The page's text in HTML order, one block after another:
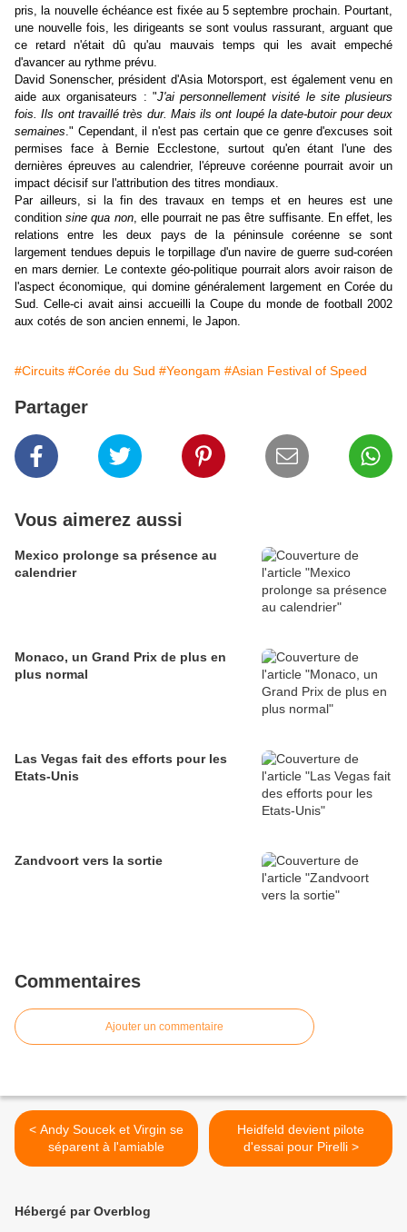
pris, la nouvelle échéance est fixée au 5 septembre prochain. Pourtant,
une nouvelle fois, les dirigeants se sont voulus rassurant, arguant que
ce retard n'était dû qu'au mauvais temps qui les avait empeché
d'avancer au rythme prévu.
David Sonenscher, président d'Asia Motorsport, est également venu en
aide aux organisateurs : "J'ai personnellement visité le site plusieurs
fois. Ils ont travaillé très dur. Mais ils ont loupé la date-butoir pour deux
semaines." Cependant, il n'est pas certain que ce genre d'excuses soit
permises face à Bernie Ecclestone, surtout qu'en étant l'une des
dernières épreuves au calendrier, l'épreuve coréenne pourrait avoir un
impact décisif sur l'attribution des titres mondiaux.
Par ailleurs, si la fin des travaux en temps et en heures est une
conditionsine qua non, elle pourrait ne pas être suffisante. En effet, les
relations entre les deux pays de la péninsule coréenne se sont
largement tendues depuis le torpillage d'un navire de guerre sud-coréen
en mars dernier. Le contexte géo-politique pourrait alors avoir raison de
l'aspect économique, qui domine généralement largement en Corée du
Sud. Celle-ci avait ainsi accueilli la Coupe du monde de football 2002
aux cotés de son ancien ennemi, le Japon.
#Circuits #Corée du Sud #Yeongam #Asian Festival of Speed
Partager
Vous aimerez aussi
Mexico prolonge sa présence au
calendrier
Monaco, un Grand Prix de plus en
plus normal
Las Vegas fait des efforts pour les
Etats-Unis
Zandvoort vers la sortie
Commentaires
Ajouter un commentaire
< Andy Soucek et Virgin se
séparent à l'amiable
Heidfeld devient pilote
d'essai pour Pirelli >
Hébergé par Overblog